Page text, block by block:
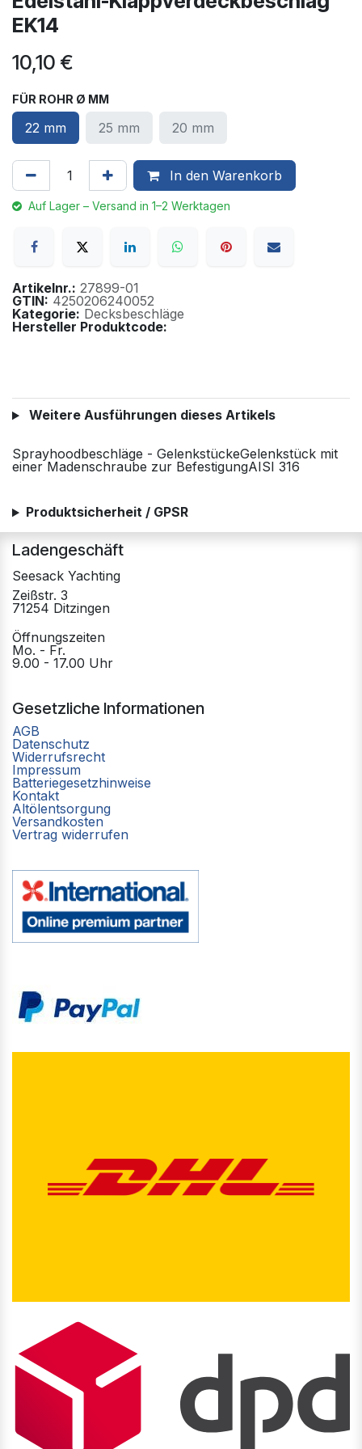
EK14
10,10 €
FÜR ROHR Ø MM
22 mm 25 mm 20 mm
In den Warenkorb
Auf Lager – Versand in 1–2 Werktagen
Artikelnr.: 27899-01
GTIN: 4250206240052
Kategorie: Decksbeschläge
Hersteller Produktcode:
Weitere Ausführungen dieses Artikels
Sprayhoodbeschläge - GelenkstückeGelenkstück mit
einer Madenschraube zur BefestigungAISI 316
Produktsicherheit / GPSR
Ladengeschäft
Seesack Yachting
Zeißstr. 3
71254 Ditzingen
Öffnungszeiten
Mo. - Fr.
9.00 - 17.00 Uhr
Gesetzliche Informationen
AGB
Datenschutz
Widerrufsrecht
Impressum
Batteriegesetzhinweise
Kontakt
Altölentsorgung
Versandkosten
Vertrag widerrufen